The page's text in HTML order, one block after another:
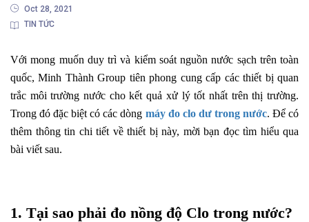
Oct 28, 2021
TIN TỨC
Với mong muốn duy trì và kiểm soát nguồn nước sạch trên toàn
quốc, Minh Thành Group tiên phong cung cấp các thiết bị quan
trắc môi trường nước cho kết quả xử lý tốt nhất trên thị trường.
Trong đó đặc biệt có các dòng máy đo clo dư trong nước. Để có
thêm thông tin chi tiết về thiết bị này, mời bạn đọc tìm hiểu qua
bài viết sau.
1. Tại sao phải đo nồng độ Clo trong nước?